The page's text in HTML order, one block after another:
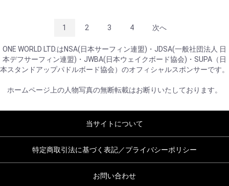
1 2 3 4 次へ
ONE WORLD LTD.はNSA(日本サーフィン連盟)・JDSA(一般社団法人 日
本デフサーフィン連盟)・JWBA(日本ウェイクボード協会)・SUPA（日
本スタンドアップパドルボード協会）のオフィシャルスポンサーです。
ホームページ上の人物写真の無断転載はお断りいたしております。
当サイトについて
特定商取引法に基づく表記／プライバシーポリシー
お問い合わせ